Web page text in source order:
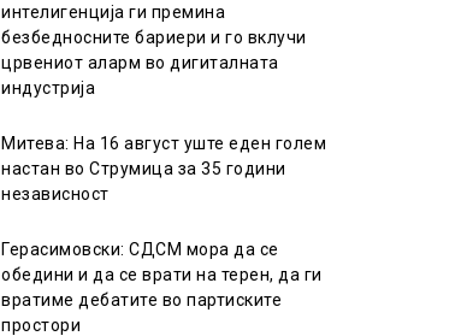
интелигенција ги премина
безбедносните бариери и го вклучи
црвениот аларм во дигиталната
индустрија
Митева: На 16 август уште еден голем
настан во Струмица за 35 години
независност
Герасимовски: СДСМ мора да се
обедини и да се врати на терен, да ги
вратиме дебатите во партиските
простори